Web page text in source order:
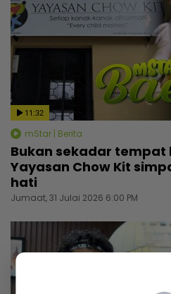
11:32
mStar | Berita
Bukan sekadar tempat
Yayasan Chow Kit
hati
Jumaat, 31 Julai 2026 6:00 PM